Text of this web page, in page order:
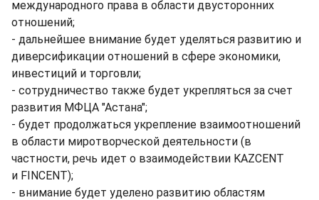
международного права в области двусторонних
отношений;
- дальнейшее внимание будет уделяться развитию и
диверсификации отношений в сфере экономики,
инвестиций и торговли;
- сотрудничество также будет укрепляться за счет
развития МФЦА "Астана";
- будет продолжаться укрепление взаимоотношений
в области миротворческой деятельности (в
частности, речь идет о взаимодействии KAZCENT
и FINCENT);
- внимание будет уделено развитию областям